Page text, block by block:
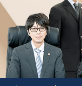
相続・遺言
離婚（夫婦間トラ
企業法務
労働問題（解雇
相続・遺言
離婚（夫婦間トラ
企業法務
労働問題（解雇